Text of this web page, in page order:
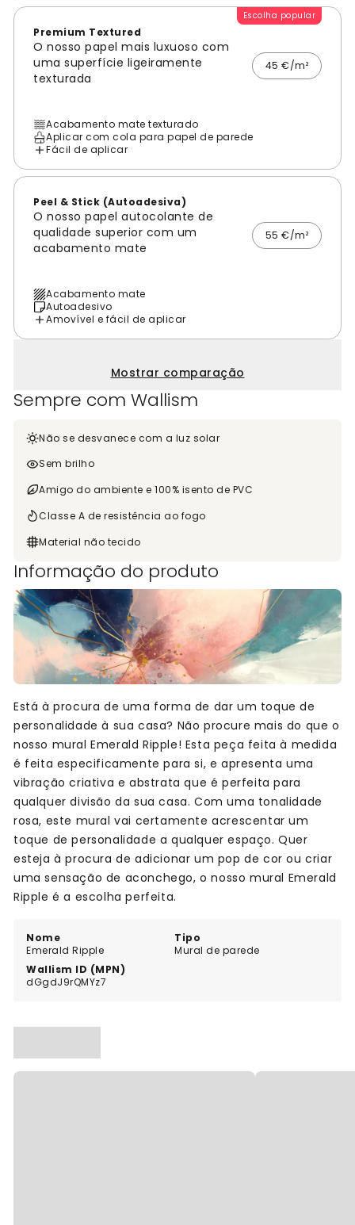
Escolha popular
Premium Textured
O nosso papel mais luxuoso com
uma superfície ligeiramente
texturada
45 €/m²
Acabamento mate texturado
Aplicar com cola para papel de parede
Fácil de aplicar
Peel & Stick (Autoadesiva)
O nosso papel autocolante de
qualidade superior com um
acabamento mate
55 €/m²
Acabamento mate
Autoadesivo
Amovível e fácil de aplicar
Mostrar comparação
Sempre com Wallism
Não se desvanece com a luz solar
Sem brilho
Amigo do ambiente e 100% isento de PVC
Classe A de resistência ao fogo
Material não tecido
Informação do produto
Nome
Emerald Ripple
Tipo
Mural de parede
Wallism ID (MPN)
dGgdJ9rQMYz7
Está à procura de uma forma de dar um toque de
personalidade à sua casa? Não procure mais do que o
nosso mural Emerald Ripple! Esta peça feita à medida
é feita especificamente para si, e apresenta uma
vibração criativa e abstrata que é perfeita para
qualquer divisão da sua casa. Com uma tonalidade
rosa, este mural vai certamente acrescentar um
toque de personalidade a qualquer espaço. Quer
esteja à procura de adicionar um pop de cor ou criar
uma sensação de aconchego, o nosso mural Emerald
Ripple é a escolha perfeita.